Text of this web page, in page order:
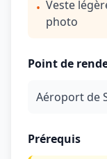
• Veste
photo
Point de
Aéroport de
Prérequis